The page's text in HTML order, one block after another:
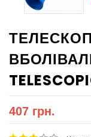
407 грн.